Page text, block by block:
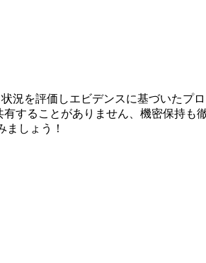
況を評価しエビデンスに基づいたプ
することがありません、機密保持
しょう！